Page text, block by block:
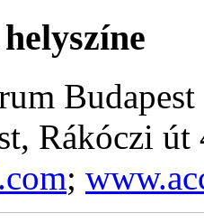
Budapest
Rákóczi út
;